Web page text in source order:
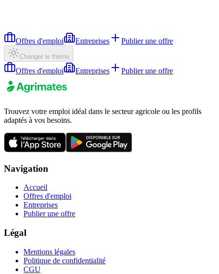
Offres d'emploi Entreprises Publier une offre
Changer le thème
Offres d'emploi Entreprises Publier une offre
Trouvez votre emploi idéal dans le secteur agricole ou les profils
adaptés à vos besoins.
Navigation
Accueil
Offres d'emploi
Entreprises
Publier une offre
Légal
Mentions légales
Politique de confidentialité
CGU